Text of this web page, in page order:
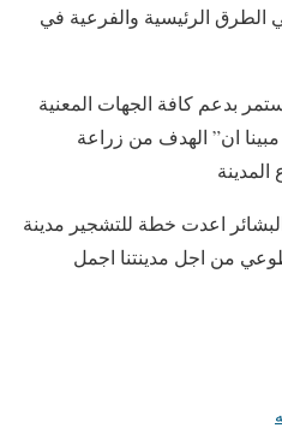
الطرق الرئيسية والفرعية في
بدعم كافة الجهات المعنية
ان” الهدف من زراعة
اعدت خطة للتشجير مدينة
من اجل مدينتنا اجمل